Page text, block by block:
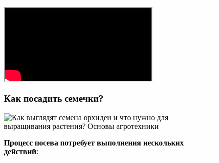
Как посадить семечки?
Процесс посева потребует выполнения нескольких
действий: